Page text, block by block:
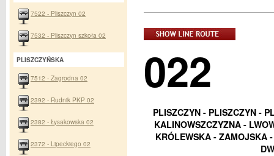
022
PLISZCZYN - PLISZCZYN -
KALINOWSZCZYZNA -
KRÓLEWSKA - ZAMOJSKA
7522 - Pliszczyn 02
7532 - Pliszczyn szkoła 02
PLISZCZYŃSKA
7512 - Zagrodna 02
2392 - Rudnik PKP 02
2382 - Łysakowska 02
2372 - Lipeckiego 02